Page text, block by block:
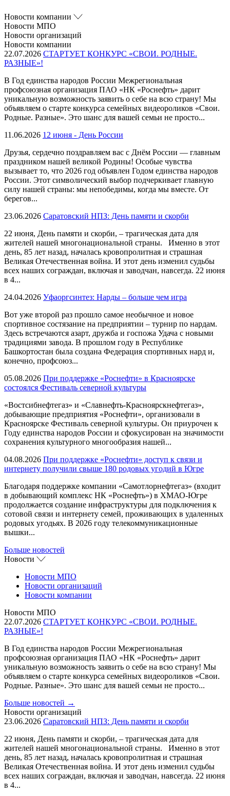
Новости компании
Новости МПО
Новости организаций
Новости компании
22.07.2026 СТАРТУЕТ КОНКУРС «СВОИ. РОДНЫЕ.
РАЗНЫЕ»!
В Год единства народов России Межрегиональная
профсоюзная организация ПАО «НК «Роснефть» дарит
уникальную возможность заявить о себе на всю страну! Мы
объявляем о старте конкурса семейных видеороликов «Свои.
Родные. Разные». Это шанс для вашей семьи не просто...
11.06.2026 12 июня - День России
Друзья, сердечно поздравляем вас с Днём России — главным
праздником нашей великой Родины! Особые чувства
вызывает то, что 2026 год объявлен Годом единства народов
России. Этот символический выбор подчеркивает главную
силу нашей страны: мы непобедимы, когда мы вместе. От
берегов...
23.06.2026 Саратовский НПЗ: День памяти и скорби
22 июня, День памяти и скорби, – трагическая дата для
жителей нашей многонациональной страны. Именно в этот
день, 85 лет назад, началась кровопролитная и страшная
Великая Отечественная война. И этот день изменил судьбы
всех наших сограждан, включая и заводчан, навсегда. 22 июня
в 4...
24.04.2026 Уфаоргсинтез: Нарды – больше чем игра
Вот уже второй раз прошло самое необычное и новое
спортивное состязание на предприятии – турнир по нардам.
Здесь встречаются азарт, дружба и госпожа Удача с новыми
традициями завода. В прошлом году в Республике
Башкортостан была создана Федерация спортивных нард и,
конечно, профсоюз...
05.08.2026 При поддержке «Роснефти» в Красноярске
состоялся Фестиваль северной культуры
«Востсибнефтегаз» и «Славнефть-Красноярскнефтегаз»,
добывающие предприятия «Роснефти», организовали в
Красноярске Фестиваль северной культуры. Он приурочен к
Году единства народов России и сфокусирован на значимости
сохранения культурного многообразия нашей...
04.08.2026 При поддержке «Роснефти» доступ к связи и
интернету получили свыше 180 родовых угодий в Югре
Благодаря поддержке компании «Самотлорнефтегаз» (входит
в добывающий комплекс НК «Роснефть») в ХМАО-Югре
продолжается создание инфраструктуры для подключения к
сотовой связи и интернету семей, проживающих в удаленных
родовых угодьях. В 2026 году телекоммуникационные
вышки...
Больше новостей
Новости
Новости МПО
Новости организаций
Новости компании
Новости МПО
22.07.2026 СТАРТУЕТ КОНКУРС «СВОИ. РОДНЫЕ.
РАЗНЫЕ»!
В Год единства народов России Межрегиональная
профсоюзная организация ПАО «НК «Роснефть» дарит
уникальную возможность заявить о себе на всю страну! Мы
объявляем о старте конкурса семейных видеороликов «Свои.
Родные. Разные». Это шанс для вашей семьи не просто...
Больше новостей →
Новости организаций
23.06.2026 Саратовский НПЗ: День памяти и скорби
22 июня, День памяти и скорби, – трагическая дата для
жителей нашей многонациональной страны. Именно в этот
день, 85 лет назад, началась кровопролитная и страшная
Великая Отечественная война. И этот день изменил судьбы
всех наших сограждан, включая и заводчан, навсегда. 22 июня
в 4...